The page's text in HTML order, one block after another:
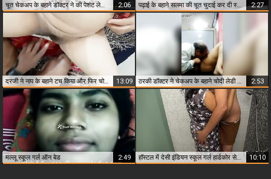
चूत चेकअप के बहाने डॉक्टर ने की पेशंट लेड़ी की चुदाई 2:06 पढ़ाई के बहाने सलमा की चूत चुदाई कर दी स्टडी रूम में 2:27
दरजी ने नाप के बहाने टच किया और फिर चोद के ही छोड़ा 13:09 ठरकी डॉक्टर ने चेकअप के बहाने चोदी लेडी पेशंट की चूत 2:53
मल्लू स्कूल गर्ल ऑन बेड 2:49 हॉस्टल में देसी इंडियन स्कूल गर्ल हार्डकोर सेक्स 10:10